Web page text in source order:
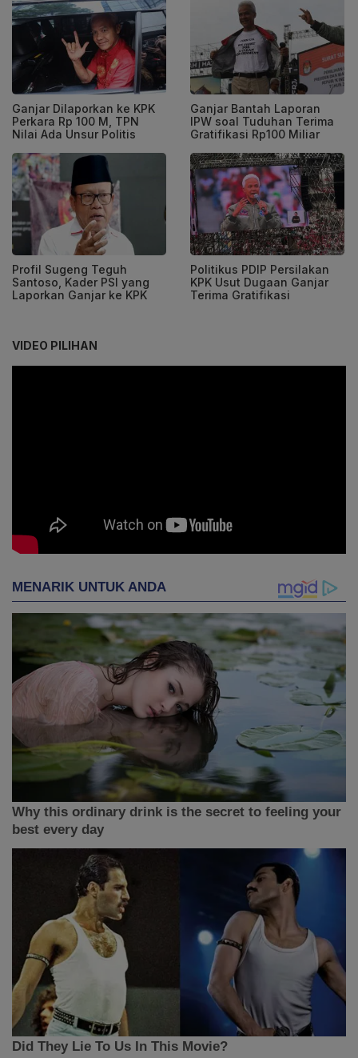
Ganjar Dilaporkan ke KPK
Perkara Rp 100 M, TPN
Nilai Ada Unsur Politis
Ganjar Bantah Laporan
IPW soal Tuduhan Terima
Gratifikasi Rp100 Miliar
Profil Sugeng Teguh
Santoso, Kader PSI yang
Laporkan Ganjar ke KPK
Politikus PDIP Persilakan
KPK Usut Dugaan Ganjar
Terima Gratifikasi
VIDEO PILIHAN